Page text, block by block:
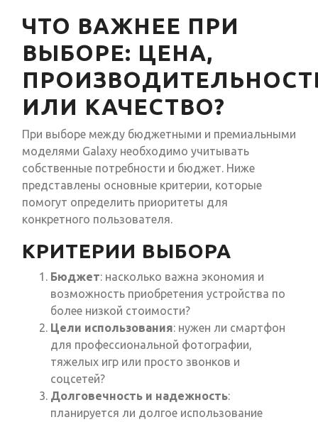
ЧТО ВАЖНЕЕ ПРИ
ВЫБОРЕ: ЦЕНА,
ИЛИ КАЧЕСТВО?
При выборе между бюджетными и премиальными
моделями Galaxy необходимо учитывать
собственные потребности и бюджет. Ниже
представлены основные критерии, которые
помогут определить приоритеты для
конкретного пользователя.
КРИТЕРИИ ВЫБОРА
Бюджет: насколько важна экономия и
возможность приобретения устройства по
более низкой стоимости?
Цели использования: нужен ли смартфон
для профессиональной фотографии,
тяжелых игр или просто звонков и
соцсетей?
Долговечность и надежность:
планируется ли долгое использование